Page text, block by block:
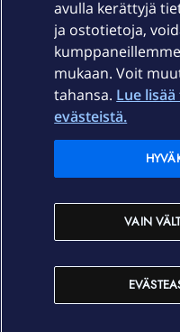
Ajankohtaista
Elisa Oyj
In English
avulla kerättyjä
ja ostotietoja,
mukaan. Voit
tahansa. Lue
evästeistä.
VAIN